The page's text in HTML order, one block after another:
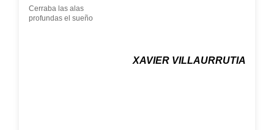
Cerraba las alas
profundas el sueño
XAVIER VILLAURRUTIA